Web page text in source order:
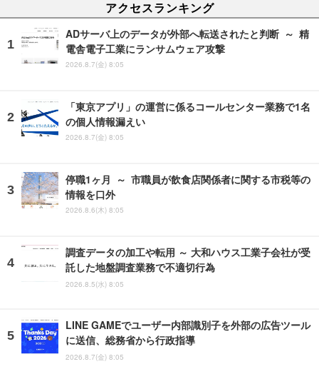
アクセスランキング
ADサーバ上のデータが外部へ転送されたと判断 ～ 精
電舎電子工業にランサムウェア攻撃
2026.8.7(金) 8:05
「東京アプリ」の運営に係るコールセンター業務で1名
の個人情報漏えい
2026.8.7(金) 8:05
停職1ヶ月 ～ 市職員が飲食店関係者に関する市税等の
情報を口外
2026.8.6(木) 8:05
調査データの加工や転用 ～ 大和ハウス工業子会社が受
託した地盤調査業務で不適切行為
2026.8.5(水) 8:05
LINE GAMEでユーザー内部識別子を外部の広告ツール
に送信、総務省から行政指導
2026.8.7(金) 8:05